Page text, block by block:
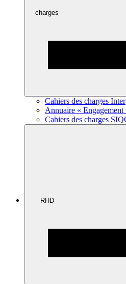
charges
Cahiers des charges
Annuaire « Engagement
Cahiers des charges
RHD